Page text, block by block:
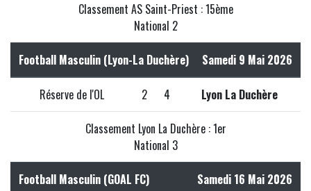
Classement AS Saint-Priest : 15ème
National 2
Football Masculin (Lyon-La Duchère) Samedi 9 Mai 2026
Réserve de l'OL 2 4 Lyon La Duchère
Classement Lyon La Duchère : 1er
National 3
Football Masculin (GOAL FC) Samedi 16 Mai 2026